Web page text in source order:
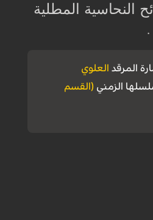
النحاسية المطلية
.
المرقدالعلوي
الزمني (القسم